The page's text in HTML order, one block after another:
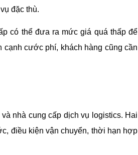
đặc thù.
có thể đưa ra mức giá quá thấp để
cước phí, khách hàng cũng cần
nhà cung cấp dịch vụ logistics. Hai
điều kiện vận chuyển, thời hạn hợp